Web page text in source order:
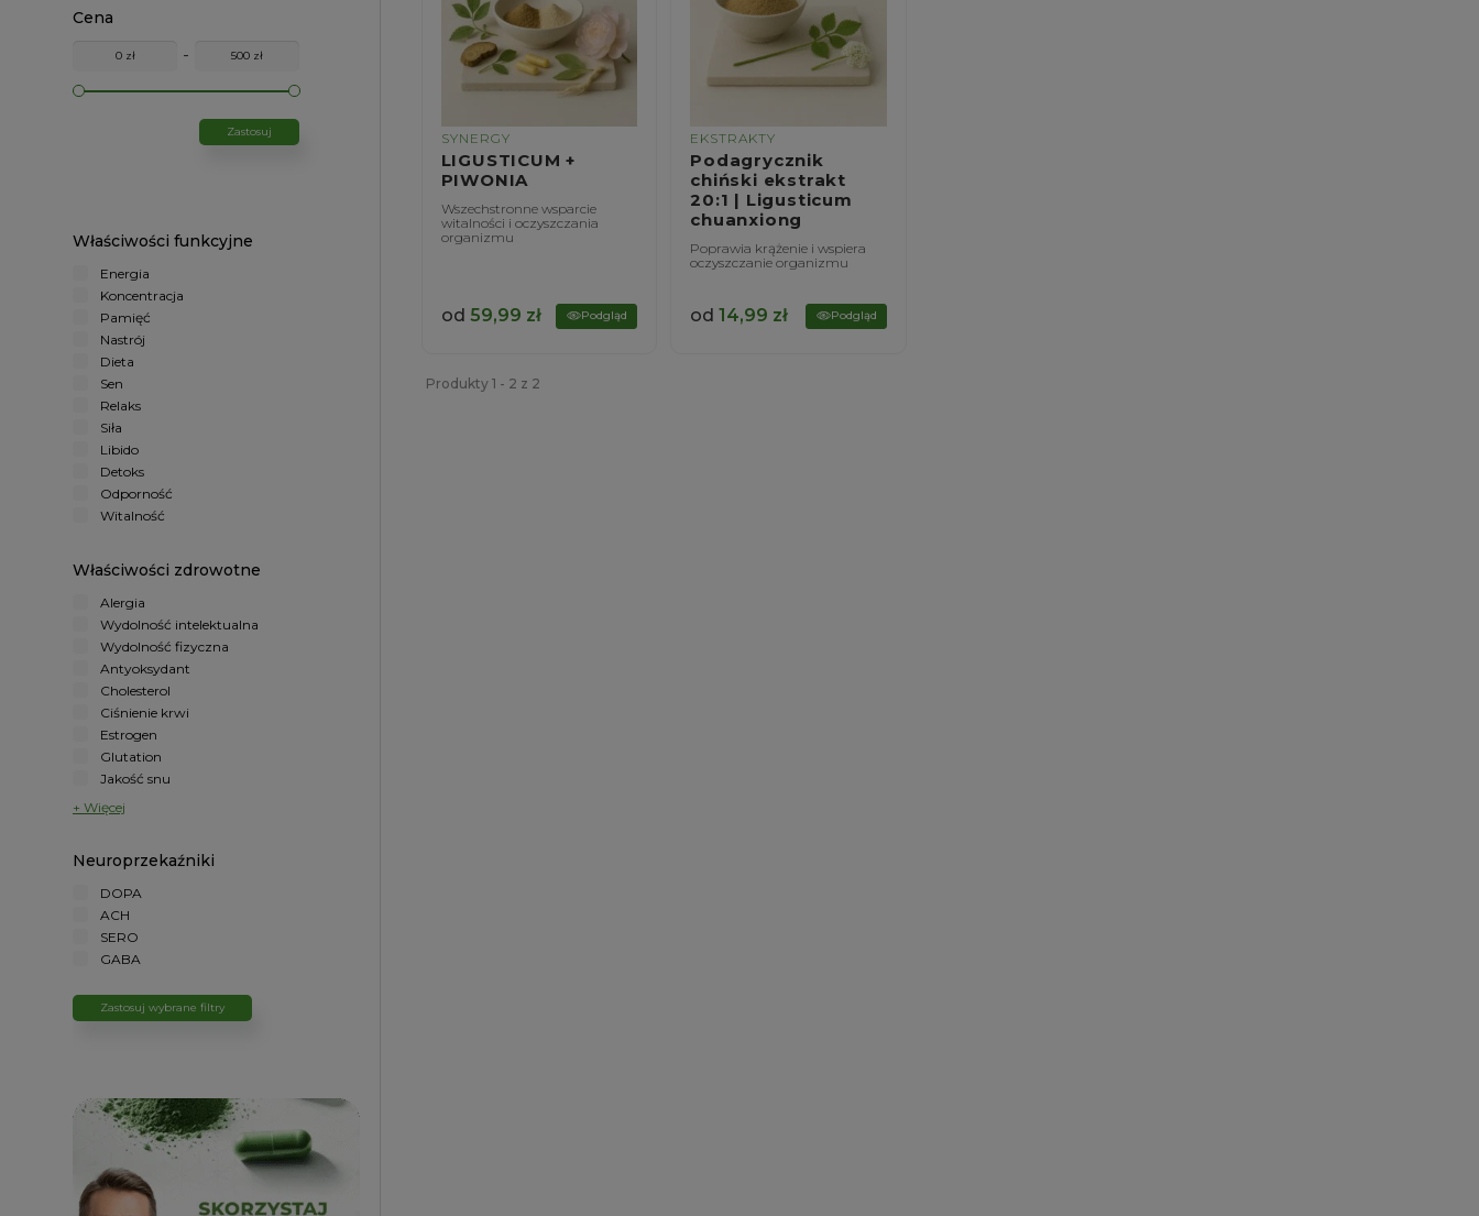
Cena
-
Zastosuj
Właściwości funkcyjne
Energia
Koncentracja
Pamięć
Nastrój
Dieta
Sen
Relaks
Siła
Libido
Detoks
Odporność
Witalność
Właściwości zdrowotne
Alergia
Wydolność intelektualna
Wydolność fizyczna
Antyoksydant
Cholesterol
Ciśnienie krwi
Estrogen
Glutation
Jakość snu
+ Więcej
Neuroprzekaźniki
DOPA
ACH
SERO
GABA
Zastosuj wybrane filtry
SYNERGY
LIGUSTICUM +
PIWONIA
Wszechstronne wsparcie
witalności i oczyszczania
organizmu
od 59,99 zł Podgląd
EKSTRAKTY
Podagrycznik
chiński ekstrakt
20:1 | Ligusticum
chuanxiong
Poprawia krążenie i wspiera
oczyszczanie organizmu
od14,99 zł Podgląd
Produkty 1 - 2 z 2